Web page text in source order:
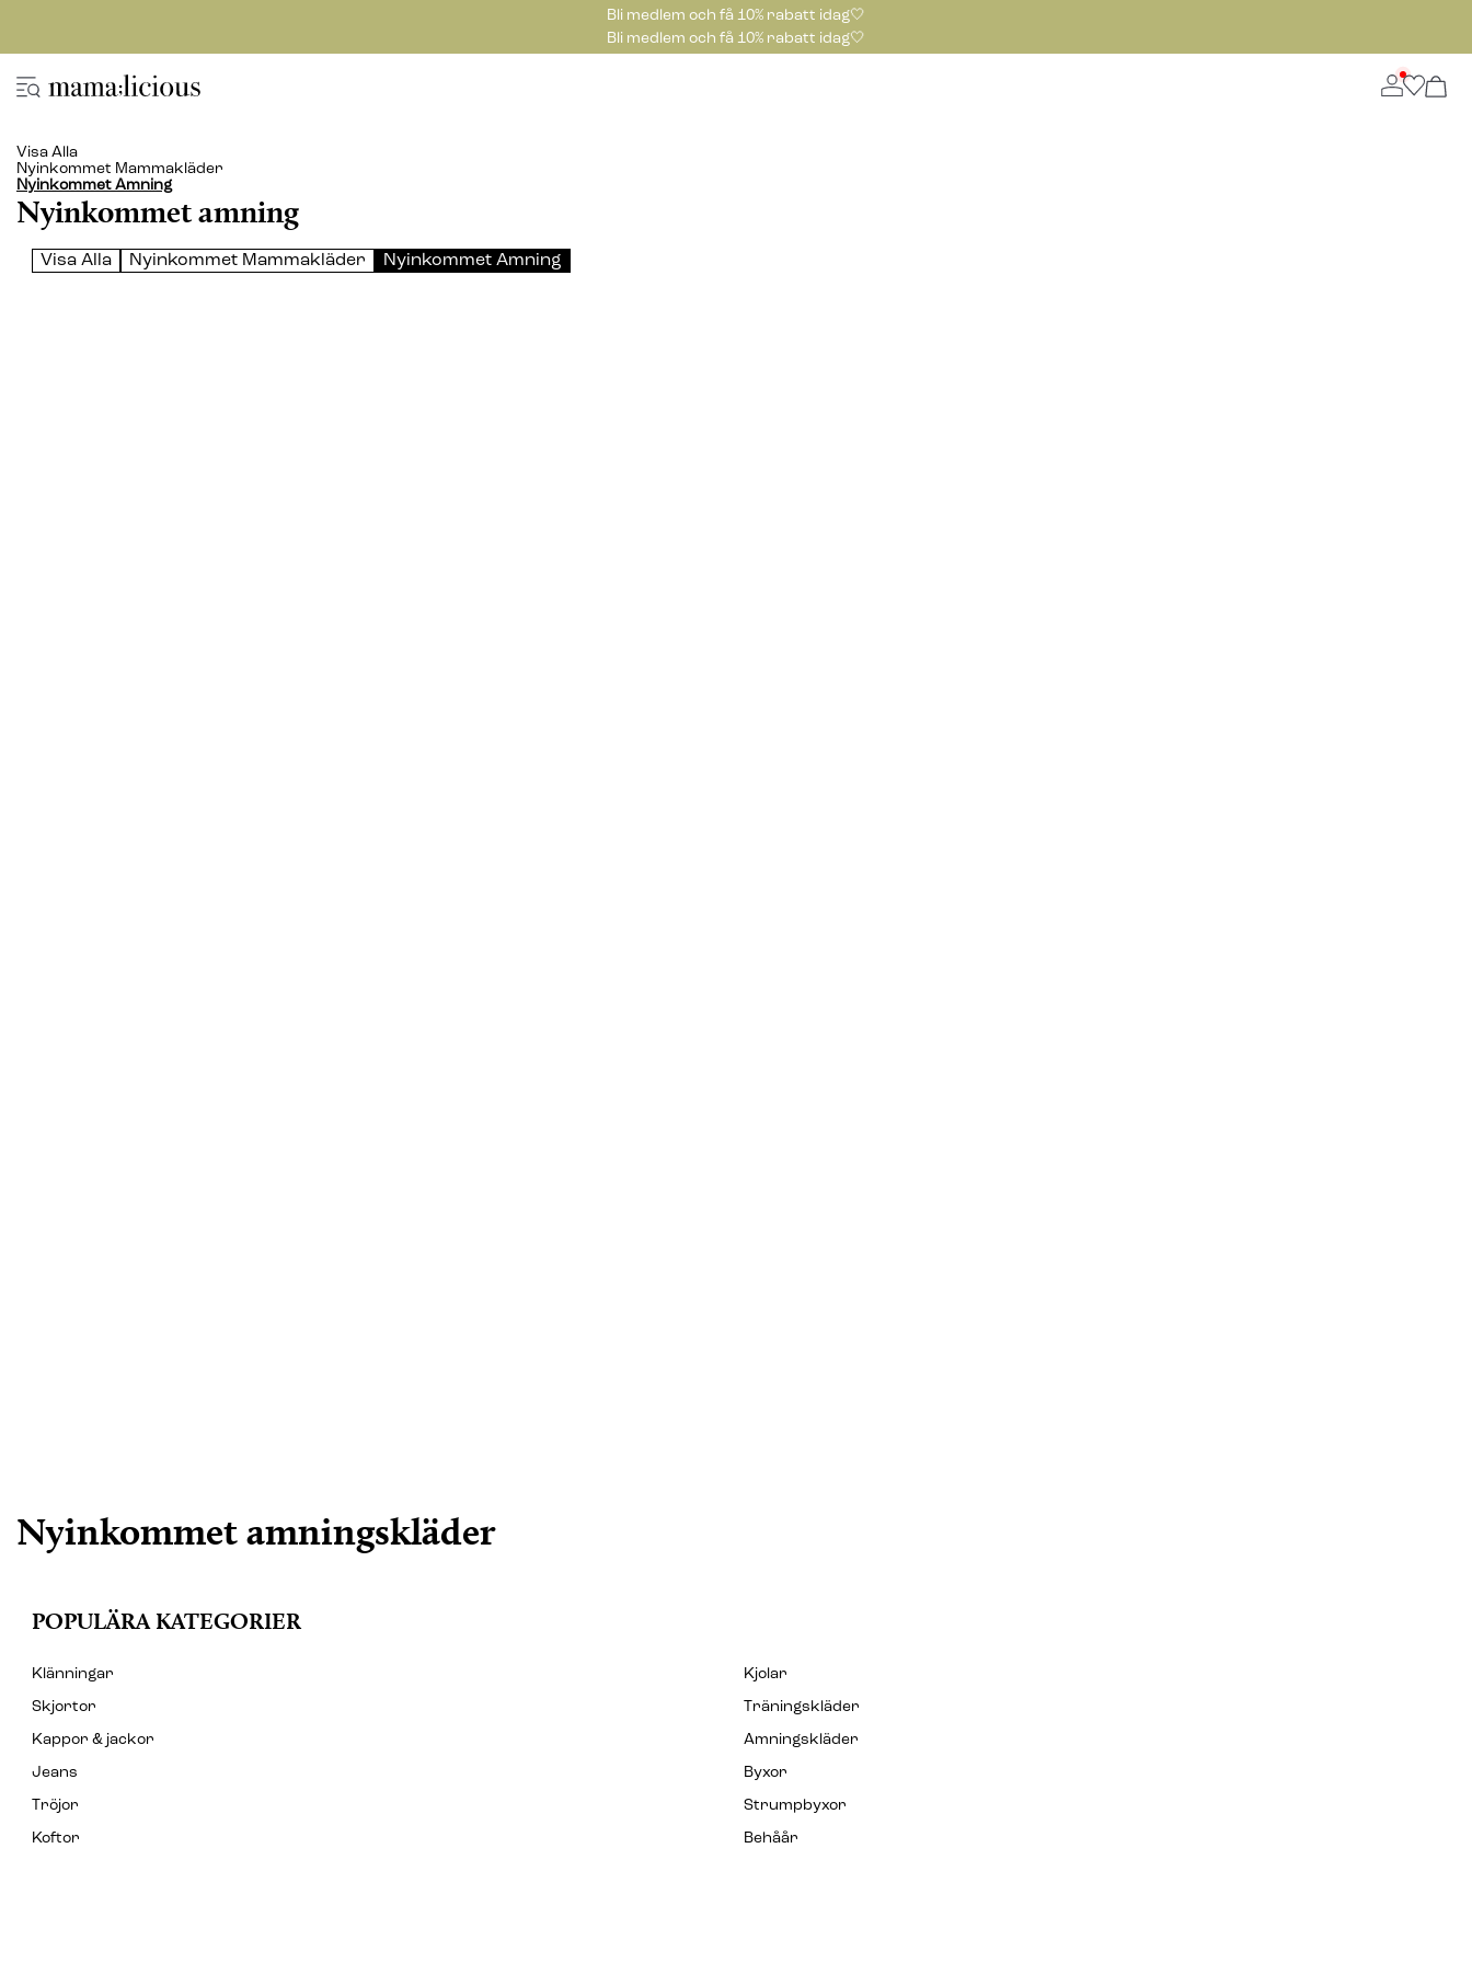
Bli medlem och få 10% rabatt idag🤍
Bli medlem och få 10% rabatt idag🤍
Visa Alla
Nyinkommet Mammakläder
Nyinkommet Amning
Nyinkommet amning
Visa Alla Nyinkommet Mammakläder Nyinkommet Amning
Nyinkommet amningskläder
POPULÄRA KATEGORIER
Klänningar
Kjolar
Skjortor
Träningskläder
Kappor & jackor
Amningskläder
Jeans
Byxor
Tröjor
Strumpbyxor
Koftor
Behåår